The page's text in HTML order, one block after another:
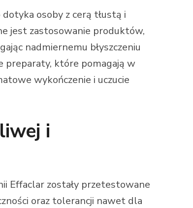
osoby z cerą tłustą i
jest zastosowanie produktów,
nadmiernemu błyszczeniu
preparaty, które pomagają w
wykończenie i uczucie
i
Effaclar zostały przetestowane
oraz tolerancji nawet dla